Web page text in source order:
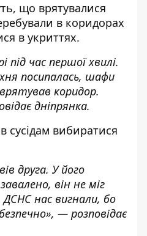
що врятувалися
в коридорах
в укриттях.
під час першої хвилі.
посипалась, шафи
коридор.
дніпрянка.
сусідам вибиратися
друга. У його
він не міг
нас вигнали, бо
— розповідає